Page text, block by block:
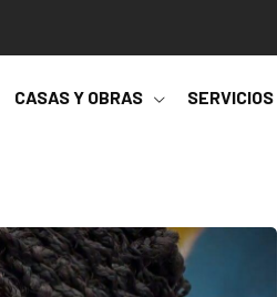
CASAS Y OBRAS SERVICIOS